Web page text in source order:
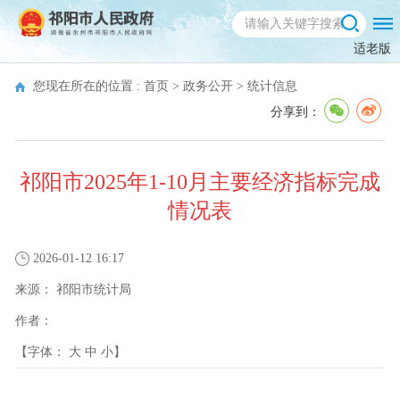
适老版
您现在所在的位置 : 首页 > 政务公开 > 统计信息
分享到：
祁阳市2025年1-10月主要经济指标完成
情况表
2026-01-12 16:17
来源： 祁阳市统计局
作者：
【字体： 大 中 小】